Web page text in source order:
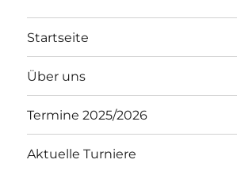
Startseite
Über uns
Termine 2025/2026
Aktuelle Turniere